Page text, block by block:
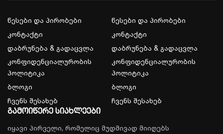
წესები და პირობები
კონტაქტი
დაბრუნება & გადაცვლა
კონფიდენციალურობის
პოლიტიკა
ბლოგი
ჩვენს შესახებ
წესები და პირობები
კონტაქტი
დაბრუნება & გადაცვლა
კონფიდენციალურობის
პოლიტიკა
ბლოგი
ჩვენს შესახებ
გამოიწერე სიახლეები
იყავი პირველი, რომელიც მუდმივად მიიღებს